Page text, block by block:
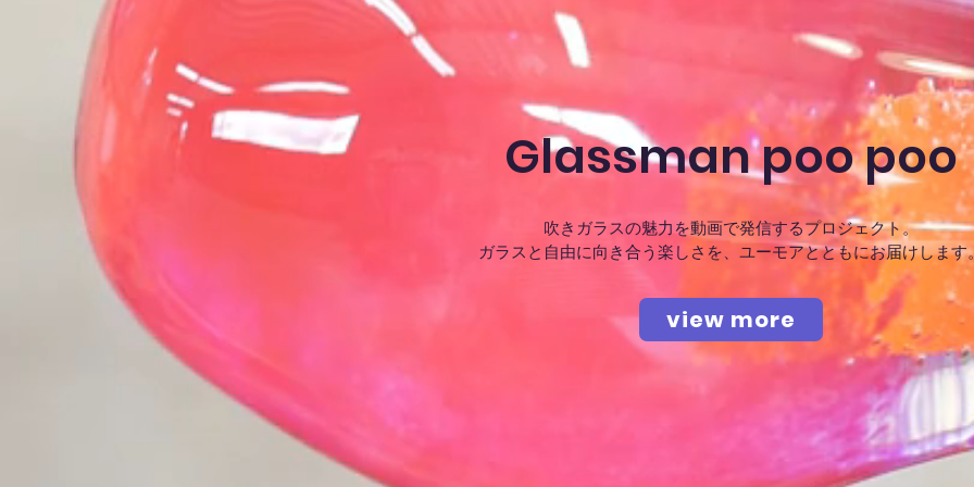
Glassman poo poo
吹きガラスの魅力を動画で発信するプロジェクト。
ガラスと自由に向き合う楽しさを、ユーモアとともにお届けします
view more